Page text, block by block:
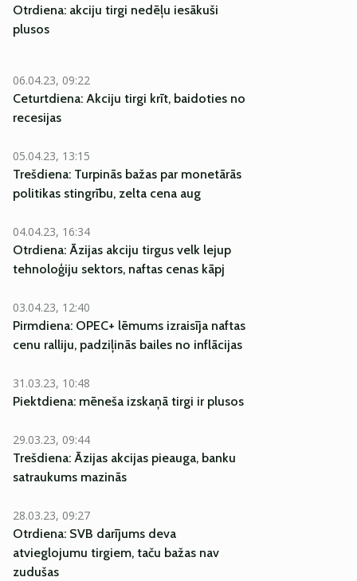
Otrdiena: akciju tirgi nedēļu iesākuši
plusos
06.04.23, 09:22
Ceturtdiena: Akciju tirgi krīt, baidoties no
recesijas
05.04.23, 13:15
Trešdiena: Turpinās bažas par monetārās
politikas stingrību, zelta cena aug
04.04.23, 16:34
Otrdiena: Āzijas akciju tirgus velk lejup
tehnoloģiju sektors, naftas cenas kāpj
03.04.23, 12:40
Pirmdiena: OPEC+ lēmums izraisīja naftas
cenu ralliju, padziļinās bailes no inflācijas
31.03.23, 10:48
Piektdiena: mēneša izskaņā tirgi ir plusos
29.03.23, 09:44
Trešdiena: Āzijas akcijas pieauga, banku
satraukums mazinās
28.03.23, 09:27
Otrdiena: SVB darījums deva
atvieglojumu tirgiem, taču bažas nav
zudušas